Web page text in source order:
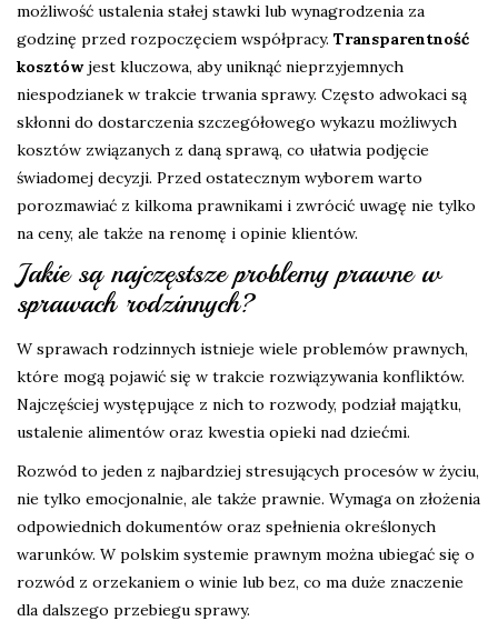
możliwość ustalenia stałej stawki lub wynagrodzenia za
godzinę przed rozpoczęciem współpracy. Transparentność
kosztówjest kluczowa, aby uniknąć nieprzyjemnych
niespodzianek w trakcie trwania sprawy. Często adwokaci są
skłonni do dostarczenia szczegółowego wykazu możliwych
kosztów związanych z daną sprawą, co ułatwia podjęcie
świadomej decyzji. Przed ostatecznym wyborem warto
porozmawiać z kilkoma prawnikami i zwrócić uwagę nie tylko
na ceny, ale także na renomę i opinie klientów.
Jakie są najczęstsze problemy prawne w
sprawach rodzinnych?
W sprawach rodzinnych istnieje wiele problemów prawnych,
które mogą pojawić się w trakcie rozwiązywania konfliktów.
Najczęściej występujące z nich to rozwody, podział majątku,
ustalenie alimentów oraz kwestia opieki nad dziećmi.
Rozwód to jeden z najbardziej stresujących procesów w życiu,
nie tylko emocjonalnie, ale także prawnie. Wymaga on złożenia
odpowiednich dokumentów oraz spełnienia określonych
warunków. W polskim systemie prawnym można ubiegać się o
rozwód z orzekaniem o winie lub bez, co ma duże znaczenie
dla dalszego przebiegu sprawy.